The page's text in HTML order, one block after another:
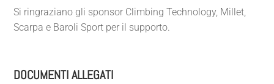
Si ringraziano gli sponsor Climbing Technology, Millet,
Scarpa e Baroli Sport per il supporto.
DOCUMENTI ALLEGATI